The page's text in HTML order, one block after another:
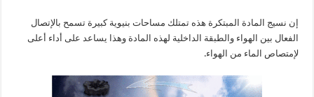
إن نسيج المادة المبتكرة هذه تمتلك مساحات بنيوية كبيرة تسمح بالإتصال
الفعال بين الهواء والطبقة الداخلية لهذه المادة وهذا يساعد على أداء أعلى
لإمتصاص الماء من الهواء.